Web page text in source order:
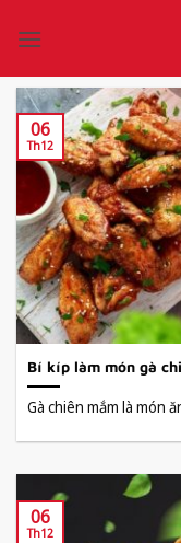
qua
dung
Bí kíp làm món gà
Gà chiên mắm là món
06
Th12
06
Th12